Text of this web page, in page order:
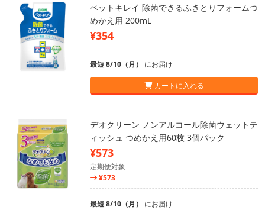
ペットキレイ 除菌できるふきとりフォームつ
めかえ用 200mL
¥354
最短 8/10（月） にお届け
カートに入れる
デオクリーン ノンアルコール除菌ウェットテ
ィッシュ つめかえ用60枚 3個パック
¥573
定期便対象
¥573
最短 8/10（月） にお届け